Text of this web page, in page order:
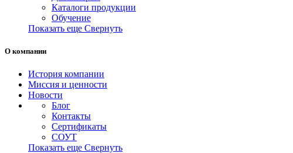
Каталоги продукции
Обучение
Показать еще Свернуть
О компании
История компании
Миссия и ценности
Новости
Блог
Контакты
Сертификаты
СОУТ
Показать еще Свернуть